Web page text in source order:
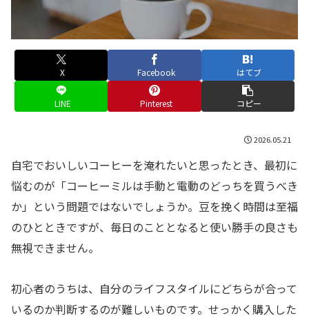
X Facebook はてブ
LINE Pinterest コピー
2026.05.21
自宅でおいしいコーヒーを淹れたいと思ったとき、最初に
悩むのが「コーヒーミルは手動と電動のどっちを買うべき
か」という問題ではないでしょうか。豆を挽く時間は至福
のひとときですが、毎日のこととなると使い勝手の良さも
無視できません。
初心者のうちは、自分のライフスタイルにどちらが合って
いるのか判断するのが難しいものです。せっかく購入した